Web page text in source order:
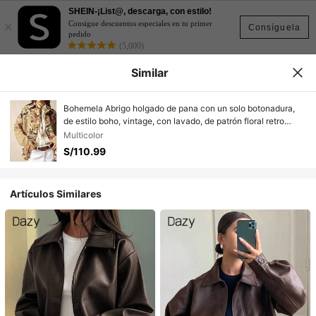
Consíguela
×
SHEIN-¡List@, descarga, con estilo!
Consigue descuentos especiales en tu primer
pedido
(5,000)
Similar
Bohemela Abrigo holgado de pana con un solo botonadura,
de estilo boho, vintage, con lavado, de patrón floral retro
medieval, de manga larga y hombros caídos, con bolsillos,
adecuado para vacaciones, uso diario y vuelta al colegio,
Halloween, en estilo occidental y campestre
Multicolor
S/110.99
Artículos Similares